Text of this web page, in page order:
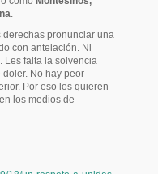
.
pronunciar una
con antelación. Ni
Les falta la solvencia
No hay peor
Por eso los quieren
los medios de